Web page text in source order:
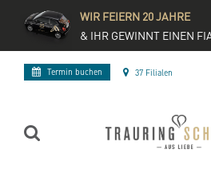
WIR FEIERN 20 JAHRE
& IHR GEWINNT EINEN
Termin buchen 37 Filialen